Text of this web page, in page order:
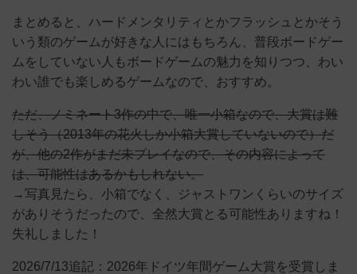
まとめると、ハードメンタリティとかフラッシュとかそう
いう類のゲームが好きな人にはもちろん、普段ボードゲー
ムをしていない人もボードゲームの魅力を知りつつ、わい
わい誰でも楽しめるゲームなので、おすすめ。
ただ、ノミネート3作の中で、唯一小箱なので、大賞は難
しそう（2013年の花火しか小箱大賞していないので）だ
が、他の2作がまだ未プレイなので、その内容によって
は、可能性はあるかもしれない。
→写真見たら、小箱でなく、ジャストワンくらいのサイズ
がありそうだったので、全然大賞とる可能性ありますね！
失礼しました！
2026/7/13追記：2026年ドイツ年間ゲーム大賞を受賞しま